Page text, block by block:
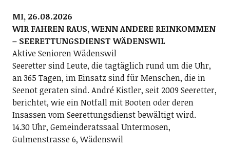
MI, 26.08.2026
WIR FAHREN RAUS, WENN ANDERE REINKOMMEN
– SEERETTUNGSDIENST WÄDENSWIL
Aktive Senioren Wädenswil
Seeretter sind Leute, die tagtäglich rund um die Uhr,
an 365 Tagen, im Einsatz sind für Menschen, die in
Seenot geraten sind. André Kistler, seit 2009 Seeretter,
berichtet, wie ein Notfall mit Booten oder deren
Insassen vom Seerettungsdienst bewältigt wird.
14.30 Uhr, Gemeinderatssaal Untermosen,
Gulmenstrasse 6, Wädenswil